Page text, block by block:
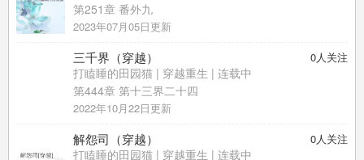
第251章 番外九
2023年07月05日更新
0人关注
三千界（穿越）
打瞌睡的田园猫 | 穿越重生 | 连载中
第444章 第十三界二十四
2022年10月22日更新
0人关注
解怨司（穿越）
打瞌睡的田园猫 | 穿越重生 | 连载中